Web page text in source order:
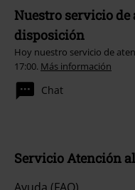
Nuestro servicio de
disposición
Hoy nuestro servicio de
17:00. Más información
Chat
Servicio Atención